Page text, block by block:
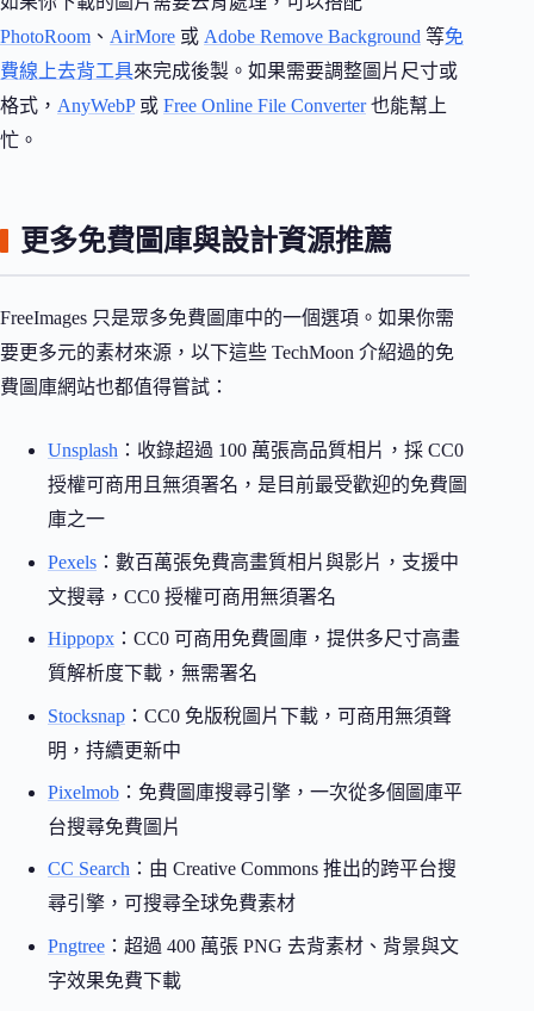
PhotoRoom 、 AirMore 或 Adobe Remove Background 等免
費線上去背工具來完成後製。如果需要調整圖片尺寸或
格式， AnyWebP或 Free Online File Converter也能幫上
忙。
更多免費圖庫與設計資源推薦
FreeImages 只是眾多免費圖庫中的一個選項。如果你需
要更多元的素材來源，以下這些 TechMoon 介紹過的免
費圖庫網站也都值得嘗試：
Unsplash ：收錄超過 100 萬張高品質相片，採 CC0
授權可商用且無須署名，是目前最受歡迎的免費圖
庫之一
Pexels ：數百萬張免費高畫質相片與影片，支援中
文搜尋，CC0 授權可商用無須署名
Hippopx ：CC0 可商用免費圖庫，提供多尺寸高畫
質解析度下載，無需署名
Stocksnap ：CC0 免版稅圖片下載，可商用無須聲
明，持續更新中
Pixelmob ：免費圖庫搜尋引擎，一次從多個圖庫平
台搜尋免費圖片
CC Search ：由 Creative Commons 推出的跨平台搜
尋引擎，可搜尋全球免費素材
Pngtree ：超過 400 萬張 PNG 去背素材、背景與文
字效果免費下載